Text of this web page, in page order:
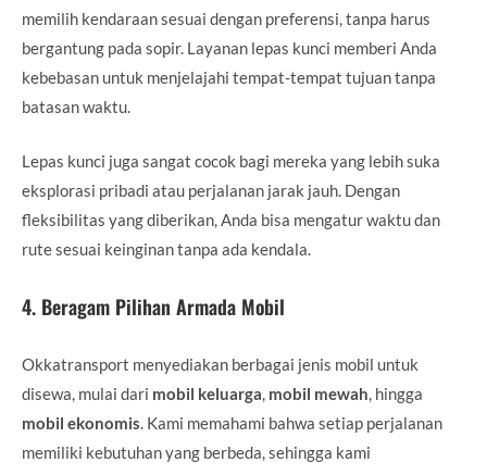
memilih kendaraan sesuai dengan preferensi, tanpa harus
bergantung pada sopir. Layanan lepas kunci memberi Anda
kebebasan untuk menjelajahi tempat-tempat tujuan tanpa
batasan waktu.
Lepas kunci juga sangat cocok bagi mereka yang lebih suka
eksplorasi pribadi atau perjalanan jarak jauh. Dengan
fleksibilitas yang diberikan, Anda bisa mengatur waktu dan
rute sesuai keinginan tanpa ada kendala.
4. Beragam Pilihan Armada Mobil
Okkatransport menyediakan berbagai jenis mobil untuk
disewa, mulai dari mobil keluarga mobil mewah , hingga
mobil ekonomis . Kami memahami bahwa setiap perjalanan
memiliki kebutuhan yang berbeda, sehingga kami